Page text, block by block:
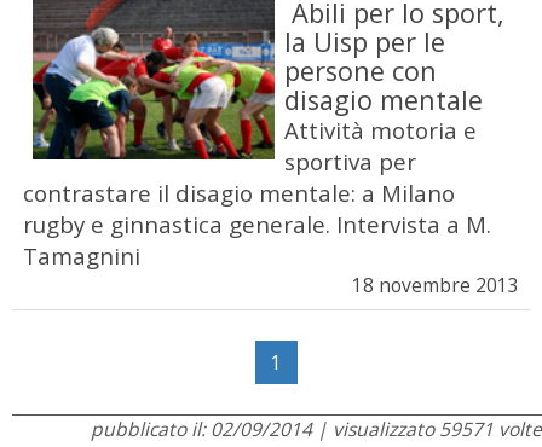
Abili per lo sport,
la Uisp per le
persone con
disagio mentale
Attività motoria e
sportiva per
contrastare il disagio mentale: a Milano
rugby e ginnastica generale. Intervista a M.
Tamagnini
18 novembre 2013
1
pubblicato il: 02/09/2014 | visualizzato 59571 volte